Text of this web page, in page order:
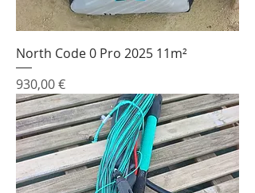
North Code 0 Pro 2025 11m²
Prix
930,00 €